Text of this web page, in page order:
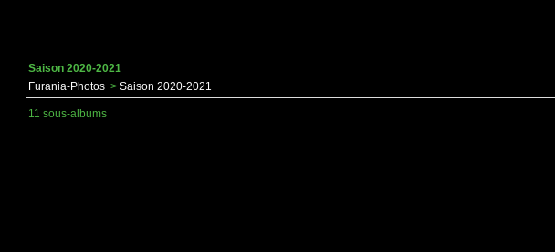
Saison 2020-2021
Furania-Photos > Saison 2020-2021
11 sous-albums